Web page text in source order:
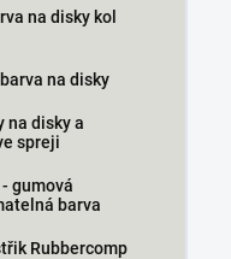
na disky kol
barva na disky
na disky a
spreji
gumová
barva
Rubbercomp